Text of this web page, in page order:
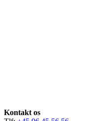
Kontakt os